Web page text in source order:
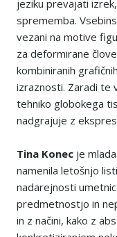
jeziku prevajati
sprememba.
vezani na motive
za deformirane
kombiniranih
izraznosti. Zaradi te
tehniko globokega
nadgrajuje z
Tina Konec je
namenila letošnjo
nadarejnosti
predmetnostjo in
in z načini, kako z